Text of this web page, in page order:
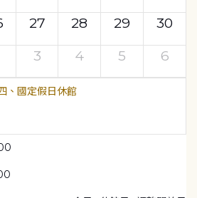
27 28 29
30
3 4 5 6
、國定假日休館